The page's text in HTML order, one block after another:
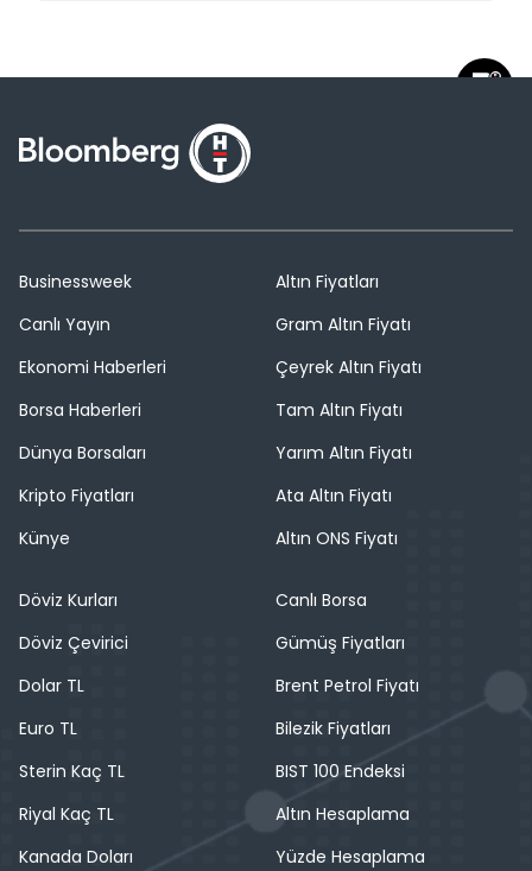
Businessweek
Canlı Yayın
Ekonomi Haberleri
Borsa Haberleri
Dünya Borsaları
Kripto Fiyatları
Künye
Altın Fiyatları
Gram Altın Fiyatı
Çeyrek Altın Fiyatı
Tam Altın Fiyatı
Yarım Altın Fiyatı
Ata Altın Fiyatı
Altın ONS Fiyatı
Döviz Kurları
Döviz Çevirici
Dolar TL
Euro TL
Sterin Kaç TL
Riyal Kaç TL
Kanada Doları
Canlı Borsa
Gümüş Fiyatları
Brent Petrol Fiyatı
Bilezik Fiyatları
BIST 100 Endeksi
Altın Hesaplama
Yüzde Hesaplama